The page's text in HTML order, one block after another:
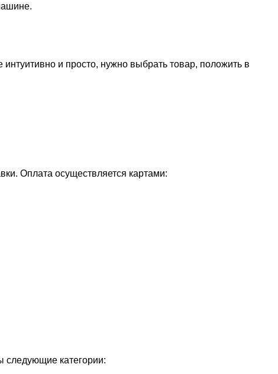
и просто, нужно выбрать товар, положить в
Оплата осуществляется картами:
следующие категории: